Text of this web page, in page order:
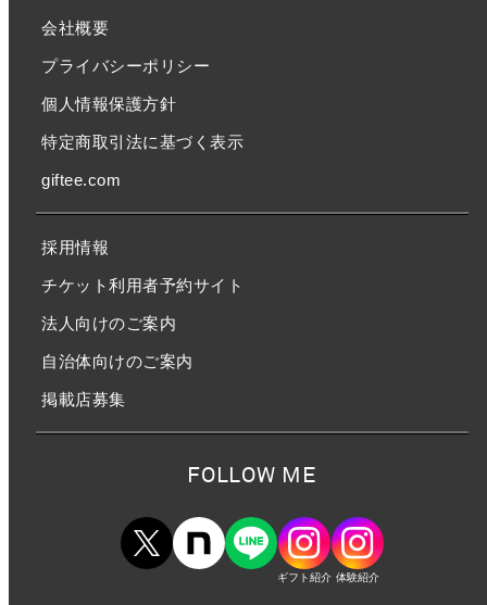
会社概要
プライバシーポリシー
個人情報保護方針
特定商取引法に基づく表示
giftee.com
採用情報
チケット利用者予約サイト
法人向けのご案内
自治体向けのご案内
掲載店募集
FOLLOW ME
ギフト紹介 体験紹介